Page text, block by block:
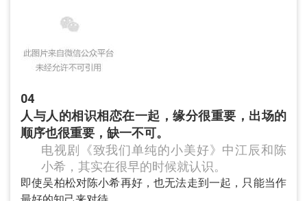
04
人与人的相识相恋在一起，缘分很重要，出场的
顺序也很重要，缺一不可。
电视剧《致我们单纯的小美好》中江辰和陈
小希，其实在很早的时候就认识。
即使吴柏松对陈小希再好，也无法走到一起，只能当作